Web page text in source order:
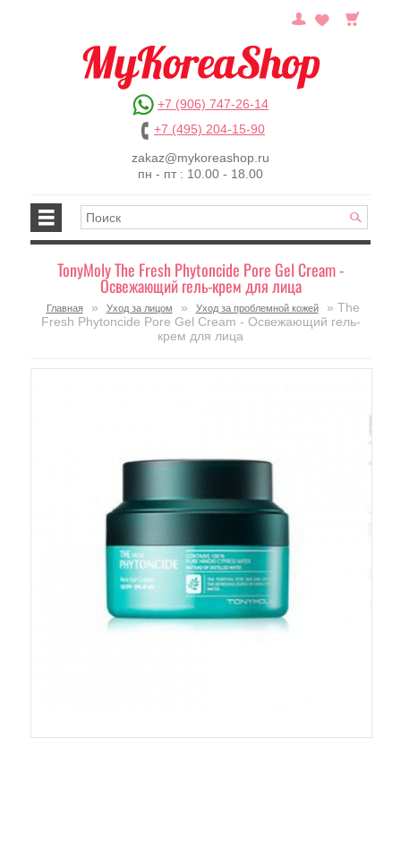
+7 (906) 747-26-14
+7 (495) 204-15-90
zakaz@mykoreashop.ru
пн - пт : 10.00 - 18.00
TonyMoly The Fresh Phytoncide Pore Gel Cream -
Освежающий гель-крем для лица
Главная » Уход за лицом » Уход за проблемной кожей
» The
Fresh Phytoncide Pore Gel Cream - Освежающий гель-
крем для лица